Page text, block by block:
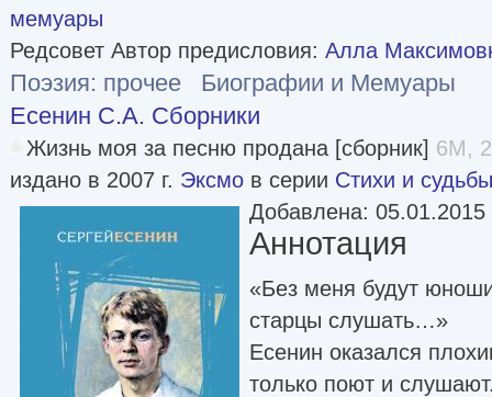
мемуары
Редсовет Автор предисловия: Алла
Поэзия: прочее
Биографии и Мемуары
Есенин С.А. Сборники
Жизнь моя за песню продана [сборник] 6M,
издано в 2007 г. Эксмо в серии Стихи и судьбы
Добавлена: 05.01.2015
Аннотация
«Без меня будут
старцы слушать…»
Есенин оказался
только поют и